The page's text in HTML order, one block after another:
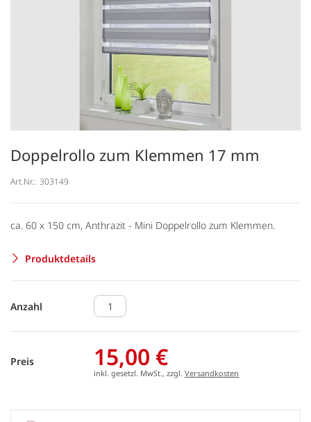
Doppelrollo zum Klemmen 17 mm
Art.Nr.: 303149
ca. 60 x 150 cm, Anthrazit - Mini Doppelrollo zum Klemmen.
Produktdetails
Anzahl
Preis 15,00 €
inkl. gesetzl. MwSt., zzgl. Versandkosten